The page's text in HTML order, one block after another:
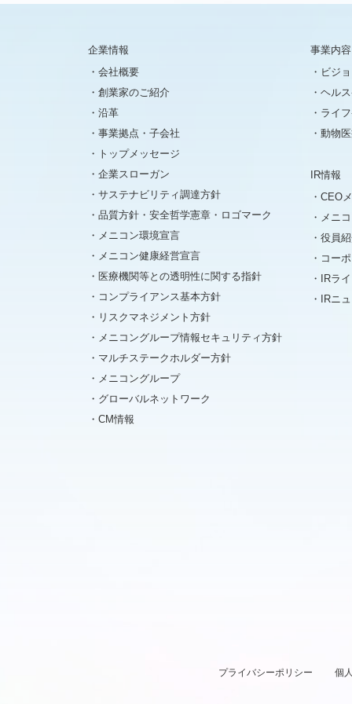
企業情報
会社概要
創業家のご紹介
沿革
事業拠点・子会社
トップメッセージ
企業スローガン
サステナビリティ調達方針
品質方針・安全哲学憲章・ロゴマーク
メニコン環境宣言
メニコン健康経営宣言
医療機関等との透明性に関する指針
コンプライアンス基本方針
リスクマネジメント方針
メニコングループ情報セキュリティ方針
マルチステークホルダー方針
メニコングループ
グローバルネットワーク
CM情報
事業内容
ビジ
ヘル
ライ
動物
IR情報
CEO
メニ
役員
コー
IRラ
IRニ
プライバシーポリシー 個